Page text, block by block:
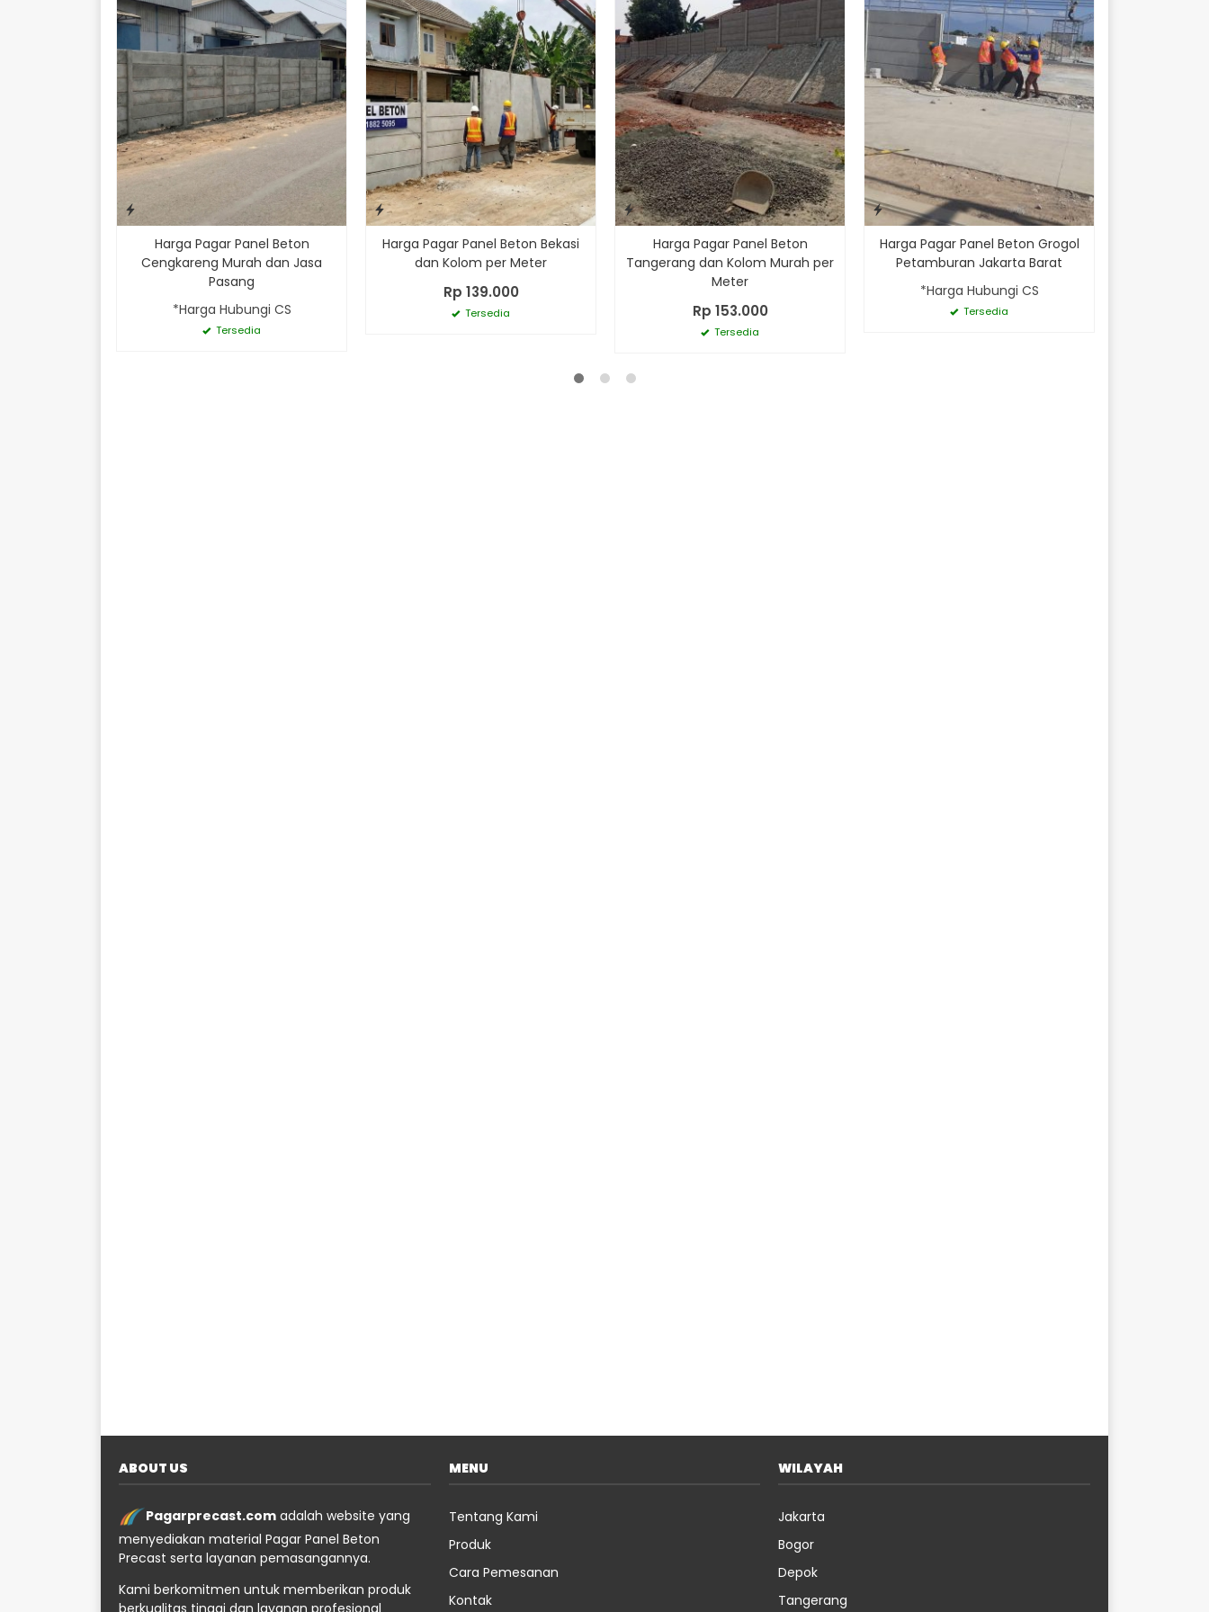
Harga Pagar Panel Beton
Cengkareng Murah dan Jasa
Pasang
*Harga Hubungi CS
Tersedia
Harga Pagar Panel Beton Bekasi
dan Kolom per Meter
Rp 139.000
Tersedia
Harga Pagar Panel Beton
Tangerang dan Kolom Murah per
Meter
Rp 153.000
Tersedia
Harga Pagar Panel Beton Grogol
Petamburan Jakarta Barat
*Harga Hubungi CS
Tersedia
ABOUT US
Pagarprecast.com adalah website yang
menyediakan material Pagar Panel Beton
Precast serta layanan pemasangannya.
Kami berkomitmen untuk memberikan produk
berkualitas tinggi dan layanan profesional
MENU
Tentang Kami
Produk
Cara Pemesanan
Kontak
WILAYAH
Jakarta
Bogor
Depok
Tangerang